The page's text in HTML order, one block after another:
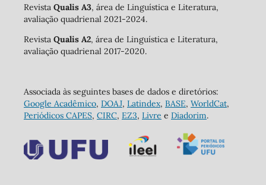
Revista Qualis A3, área de Linguística e Literatura,
avaliação quadrienal 2021-2024.
Revista Qualis A2, área de Linguística e Literatura,
avaliação quadrienal 2017-2020.
Associada às seguintes bases de dados e diretórios:
Google Acadêmico, DOAJ, Latindex, BASE, WorldCat,
Periódicos CAPES, CIRC, EZ3, Livre e Diadorim.